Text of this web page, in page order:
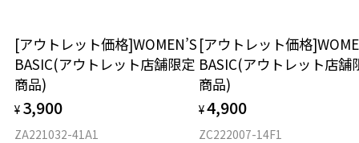
仕上がり寸法
D 仕上がりの横幅：約136mm
E 仕上がりの縦幅：約45mm
安心2 視力測定無料
視力の変化を早めに発見するために、定期的な視
力測定をおすすめいたします。
安心3 かかり具合調整無料
オンラインストアでフレームのみ購入して、
実店舗で度付きにできます
ご購入時に「レンズ交換券」をお選びいただくと、実店舗で
度数を測定のうえ、度付きレンズ（標準セットレンズ）へ無
料交換いただけます。
[アウトレット価格]WOMEN’S
BASIC(アウトレット店舗限定
商品)
¥ 3,900
ZA221032-41A1
[アウトレット価格
BASIC(アウトレット店舗
商品)
¥4,900
ZC222007-14F1